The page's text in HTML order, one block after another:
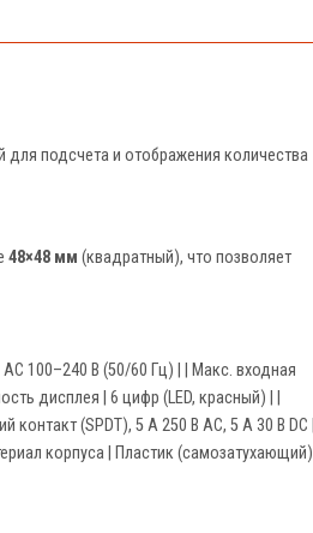
для подсчета и отображения количества
48×48 мм (квадратный), что позволяет
100–240 В (50/60 Гц) | | Макс. входная
дисплея | 6 цифр (LED, красный) | |
(SPDT), 5 А 250 В AC, 5 А 30 В DC |
корпуса | Пластик (самозатухающий)